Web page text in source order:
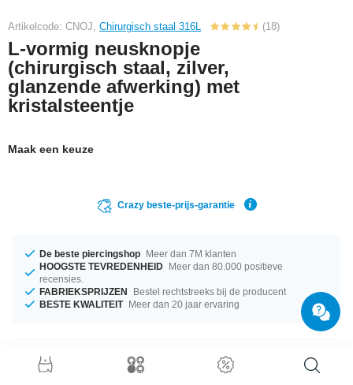
Artikelcode: CNOJ, Chirurgisch staal 316L (18)
L-vormig neusknopje
(chirurgisch staal, zilver,
glanzende afwerking) met
kristalsteentje
Maak een keuze
Crazy beste-prijs-garantie
De beste piercingshop Meer dan 7M klanten
HOOGSTE TEVREDENHEID Meer dan 80.000 positieve
recensies.
FABRIEKSPRIJZEN
Bestel rechtstreeks bij de producent
BESTE KWALITEIT Meer dan 20 jaar ervaring